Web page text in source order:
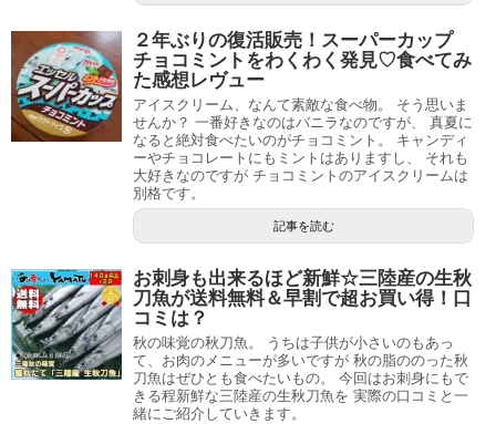
２年ぶりの復活販売！スーパーカップ
チョコミントをわくわく発見♡食べてみ
た感想レヴュー
アイスクリーム、なんて素敵な食べ物。 そう思いま
せんか？ 一番好きなのはバニラなのですが、 真夏に
なると絶対食べたいのがチョコミント。 キャンディ
ーやチョコレートにもミントはありますし、 それも
大好きなのですが チョコミントのアイスクリームは
別格です。
記事を読む
お刺身も出来るほど新鮮☆三陸産の生秋
刀魚が送料無料＆早割で超お買い得！口
コミは？
秋の味覚の秋刀魚。 うちは子供が小さいのもあっ
て、お肉のメニューが多いですが 秋の脂ののった秋
刀魚はぜひとも食べたいもの。 今回はお刺身にもで
きる程新鮮な三陸産の生秋刀魚を 実際の口コミと一
緒にご紹介していきます。